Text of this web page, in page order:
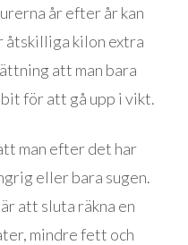
år efter år kan
åtskilliga kilon extra
att man bara
för att gå upp i vikt.
man efter det har
eller bara sugen.
att sluta räkna en
mindre fett och